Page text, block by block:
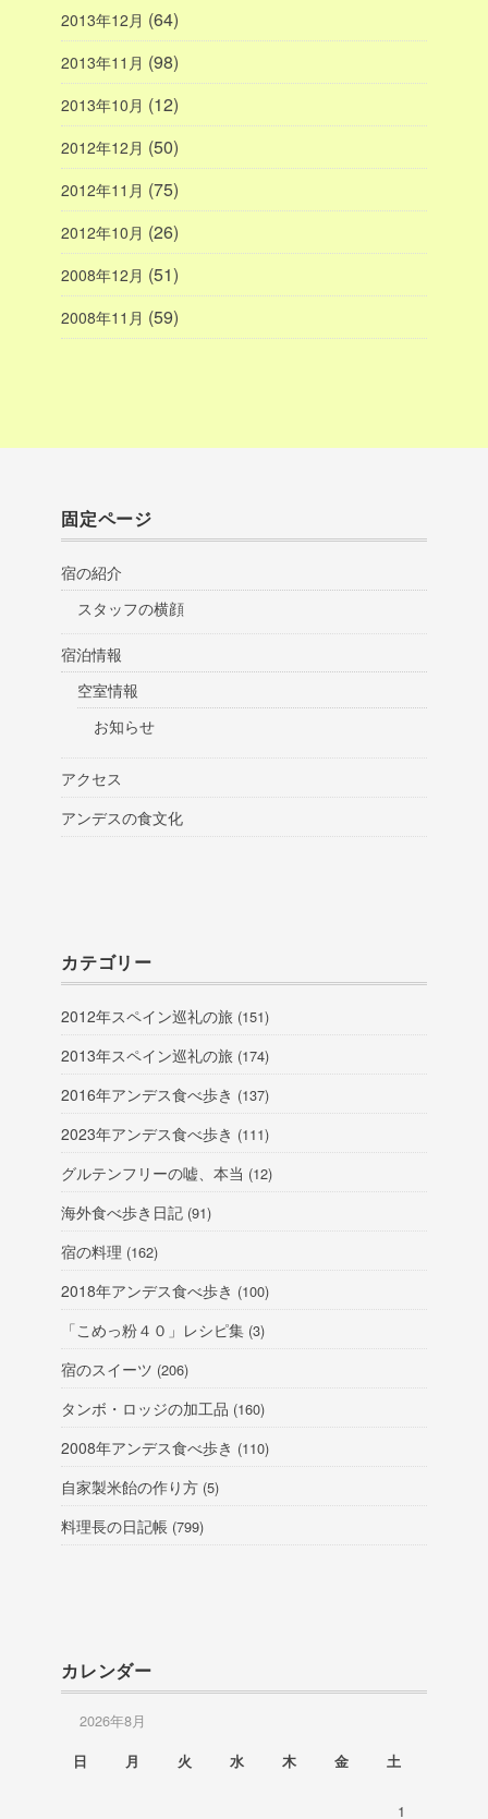
2013年12月 (64)
2013年11月 (98)
2013年10月 (12)
2012年12月 (50)
2012年11月 (75)
2012年10月 (26)
2008年12月 (51)
2008年11月 (59)
固定ページ
宿の紹介
スタッフの横顔
宿泊情報
空室情報
お知らせ
アクセス
アンデスの食文化
カテゴリー
2012年スペイン巡礼の旅 (151)
2013年スペイン巡礼の旅 (174)
2016年アンデス食べ歩き (137)
2023年アンデス食べ歩き (111)
グルテンフリーの嘘、本当 (12)
海外食べ歩き日記 (91)
宿の料理 (162)
2018年アンデス食べ歩き (100)
「こめっ粉４０」レシピ集 (3)
宿のスイーツ (206)
タンボ・ロッジの加工品 (160)
2008年アンデス食べ歩き (110)
自家製米飴の作り方 (5)
料理長の日記帳 (799)
カレンダー
2026年8月
日 月 火 水 木 金 土
1